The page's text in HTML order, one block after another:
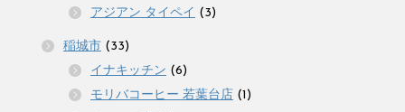
アジアン タイペイ (3)
稲城市 (33)
イナキッチン (6)
モリバコーヒー 若葉台店 (1)